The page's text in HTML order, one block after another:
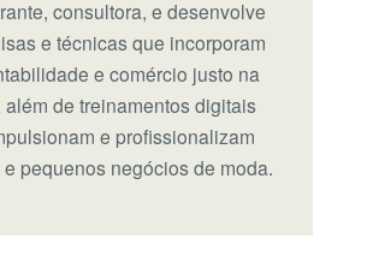
consultora, e desenvolve
e técnicas que incorporam
e comércio justo na
além de treinamentos digitais
e profissionalizam
e pequenos negócios de moda.